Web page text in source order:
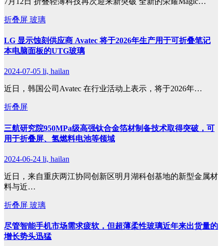
折叠屏 玻璃
LG 显示蚀刻供应商 Avatec 将于2026年生产用于可折叠笔记
本电脑面板的UTG玻璃
2024-07-05 li, hailan
近日，韩国公司Avatec 在行业活动上表示，将于2026年…
折叠屏
三航研究院950MPa级高强钛合金箔材制备技术取得突破，可
用于折叠屏、氢燃料电池等领域
2024-06-24 li, hailan
近日，来自重庆两江协同创新区明月湖科创基地的新型金属材
料与近…
折叠屏 玻璃
尽管智能手机市场需求疲软，但超薄柔性玻璃近年来出货量的
增长势头迅猛